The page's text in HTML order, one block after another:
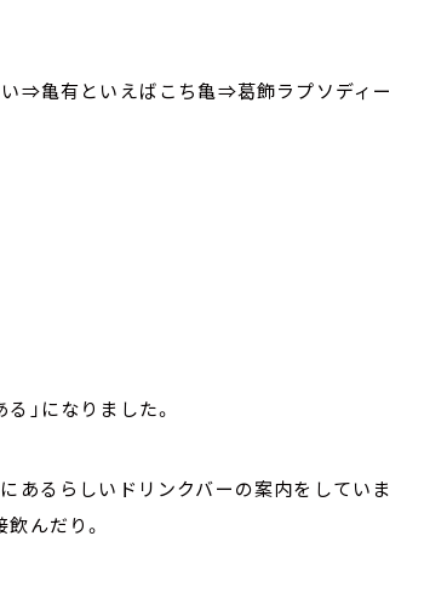
い⇒亀有といえばこち亀⇒葛飾ラプソディー
」になりました。
あるらしいドリンクバーの案内をしていま
んだり。